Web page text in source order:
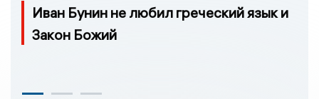
Иван Бунин не любил греческий язык и
Закон Божий